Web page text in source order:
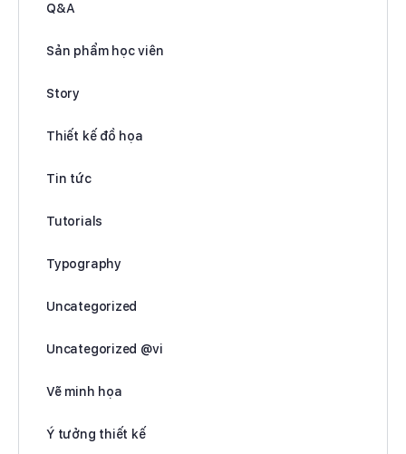
Q&A
Sản phẩm học viên
Story
Thiết kế đồ họa
Tin tức
Tutorials
Typography
Uncategorized
Uncategorized @vi
Vẽ minh họa
Ý tưởng thiết kế